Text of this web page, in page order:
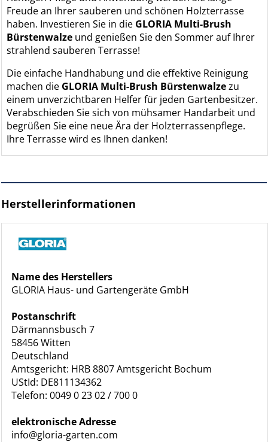
Freude an Ihrer sauberen und schönen Holzterrasse
haben. Investieren Sie in die GLORIA Multi-Brush
Bürstenwalze und genießen Sie den Sommer auf Ihrer
strahlend sauberen Terrasse!
Die einfache Handhabung und die effektive Reinigung
machen die GLORIA Multi-Brush Bürstenwalzezu
einem unverzichtbaren Helfer für jeden Gartenbesitzer.
Verabschieden Sie sich von mühsamer Handarbeit und
begrüßen Sie eine neue Ära der Holzterrassenpflege.
Ihre Terrasse wird es Ihnen danken!
Herstellerinformationen
Name des Herstellers
GLORIA Haus- und Gartengeräte GmbH
Postanschrift
Därmannsbusch 7
58456 Witten
Deutschland
Amtsgericht: HRB 8807 Amtsgericht Bochum
UStId: DE811134362
Telefon: 0049 0 23 02 / 700 0
elektronische Adresse
info@gloria-garten.com